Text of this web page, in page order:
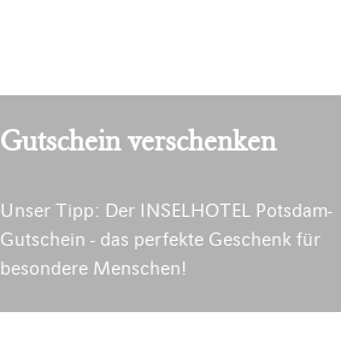
Gutschein verschenken
Unser Tipp: Der INSELHOTEL Potsdam-
Gutschein - das perfekte Geschenk für
besondere Menschen!